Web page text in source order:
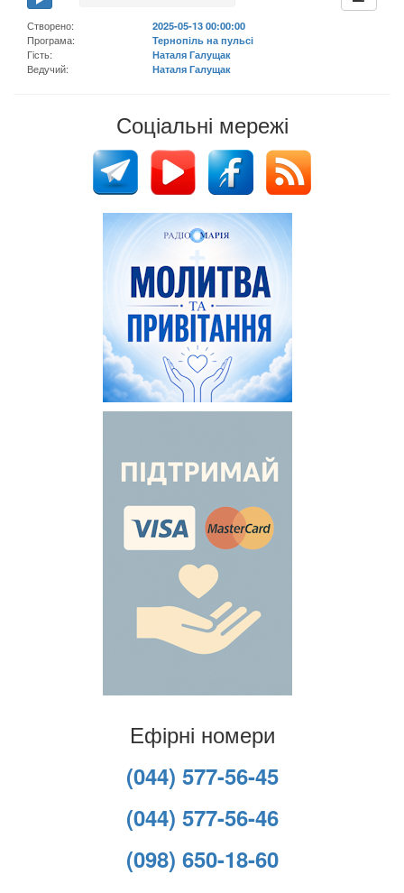
Створено:
2025-05-13 00:00:00
Програма:
Тернопіль на пульсі
Гість:
Наталя Галущак
Ведучий:
Наталя Галущак
Соціальні мережі
Ефірні номери
(044) 577-56-45
(044) 577-56-46
(098) 650-18-60